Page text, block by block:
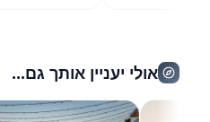
אולי יעניין אותך גם...